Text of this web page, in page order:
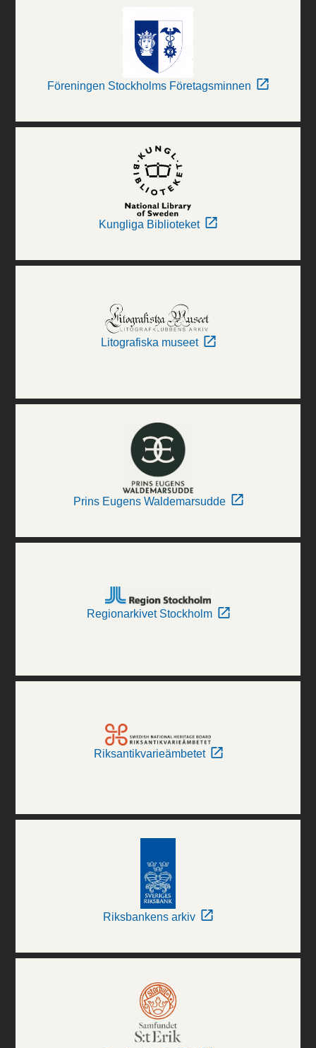
Föreningen Stockholms Företagsminnen
Kungliga Biblioteket
Litografiska museet
Prins Eugens Waldemarsudde
Regionarkivet Stockholm
Riksantikvarieämbetet
Riksbankens arkiv